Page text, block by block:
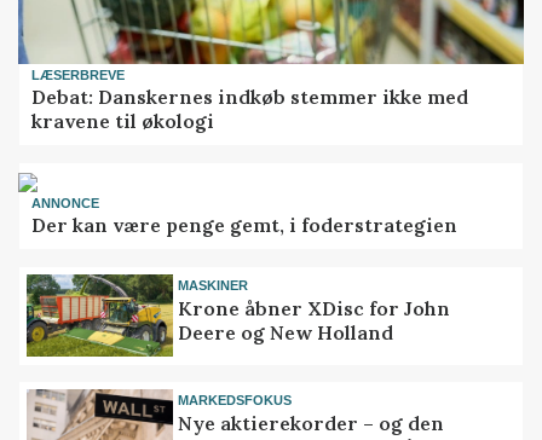
LÆSERBREVE
Debat: Danskernes indkøb stemmer ikke med
kravene til økologi
ANNONCE
Der kan være penge gemt, i foderstrategien
MASKINER
Krone åbner XDisc for John
Deere og New Holland
MARKEDSFOKUS
Nye aktierekorder – og den